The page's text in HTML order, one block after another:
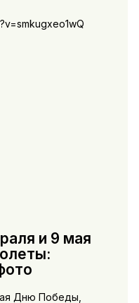
и 9 мая
Дню Победы,